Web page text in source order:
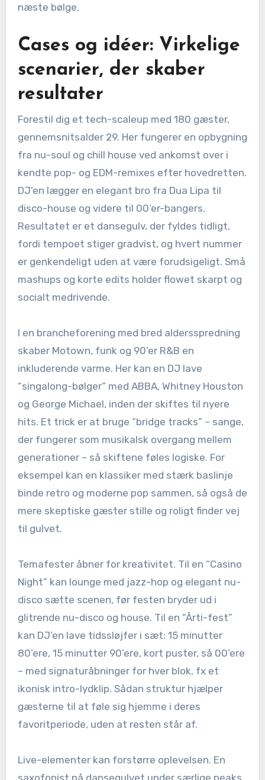
næste bølge.
Cases og idéer: Virkelige
scenarier, der skaber
resultater
Forestil dig et tech-scaleup med 180 gæster,
gennemsnitsalder 29. Her fungerer en opbygning
fra nu-soul og chill house ved ankomst over i
kendte pop- og EDM-remixes efter hovedretten.
DJ’en lægger en elegant bro fra Dua Lipa til
disco-house og videre til 00’er-bangers.
Resultatet er et dansegulv, der fyldes tidligt,
fordi tempoet stiger gradvist, og hvert nummer
er genkendeligt uden at være forudsigeligt. Små
mashups og korte edits holder flowet skarpt og
socialt medrivende.
I en brancheforening med bred aldersspredning
skaber Motown, funk og 90’er R&B en
inkluderende varme. Her kan en DJ lave
“singalong-bølger” med ABBA, Whitney Houston
og George Michael, inden der skiftes til nyere
hits. Et trick er at bruge “bridge tracks” – sange,
der fungerer som musikalsk overgang mellem
generationer – så skiftene føles logiske. For
eksempel kan en klassiker med stærk baslinje
binde retro og moderne pop sammen, så også de
mere skeptiske gæster stille og roligt finder vej
til gulvet.
Temafester åbner for kreativitet. Til en “Casino
Night” kan lounge med jazz-hop og elegant nu-
disco sætte scenen, før festen bryder ud i
glitrende nu-disco og house. Til en “Årti-fest”
kan DJ’en lave tidssløjfer i sæt: 15 minutter
80’ere, 15 minutter 90’ere, kort puster, så 00’ere
– med signaturåbninger for hver blok, fx et
ikonisk intro-lydklip. Sådan struktur hjælper
gæsterne til at føle sig hjemme i deres
favoritperiode, uden at resten står af.
Live-elementer kan forstørre oplevelsen. En